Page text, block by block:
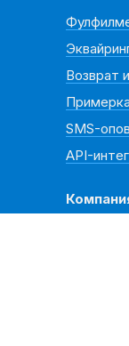
Возврат
SMS-
API-